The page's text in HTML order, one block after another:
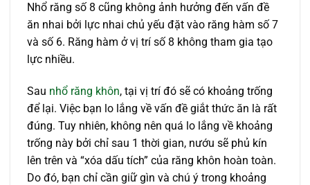
Nhổ răng số 8 cũng không ảnh hưởng đến vấn đề
ăn nhai bởi lực nhai chủ yếu đặt vào răng hàm số 7
và số 6. Răng hàm ở vị trí số 8 không tham gia tạo
lực nhiều.
Sau nhổ răng khôn, tại vị trí đó sẽ có khoảng trống
để lại. Việc bạn lo lắng về vấn đề giắt thức ăn là rất
đúng. Tuy nhiên, không nên quá lo lắng về khoảng
trống này bởi chỉ sau 1 thời gian, nướu sẽ phủ kín
lên trên và “xóa dấu tích” của răng khôn hoàn toàn.
Do đó, bạn chỉ cần giữ gìn và chú ý trong khoảng